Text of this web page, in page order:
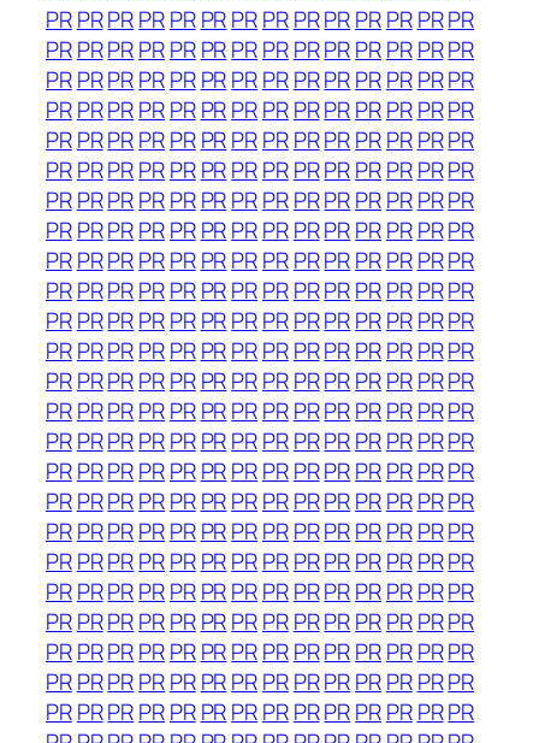
PRPRPRPRPR PRPRPRPRPRPRPR PRPR
PRPRPRPRPR PRPRPRPRPRPRPR PRPR
PRPRPRPRPR PRPRPRPRPRPRPR PRPR
PRPRPRPRPR PRPRPRPRPRPRPR PRPR
PRPRPRPRPR PRPRPRPRPRPRPR PRPR
PRPRPRPRPR PRPRPRPRPRPRPR PRPR
PRPRPRPRPR PRPRPRPRPRPRPR PRPR
PRPRPRPRPR PRPRPRPRPRPRPR PRPR
PRPRPRPRPR PRPRPRPRPRPRPR PRPR
PRPRPRPRPR PRPRPRPRPRPRPR PRPR
PRPRPRPRPR PRPRPRPRPRPRPR PRPR
PRPRPRPRPR PRPRPRPRPRPRPR PRPR
PRPRPRPRPR PRPRPRPRPRPRPR PRPR
PRPRPRPRPR PRPRPRPRPRPRPR PRPR
PRPRPRPRPR PRPRPRPRPRPRPR PRPR
PRPRPRPRPR PRPRPRPRPRPRPR PRPR
PRPRPRPRPR PRPRPRPRPRPRPR PRPR
PRPRPRPRPR PRPRPRPRPRPRPR PRPR
PRPRPRPRPR PRPRPRPRPRPRPR PRPR
PRPRPRPRPR PRPRPRPRPRPRPR PRPR
PRPRPRPRPR PRPRPRPRPRPRPR PRPR
PRPRPRPRPR PRPRPRPRPRPRPR PRPR
PRPRPRPRPR PRPRPRPRPRPRPR PRPR
PRPRPRPRPR PRPRPRPRPRPRPR PRPR